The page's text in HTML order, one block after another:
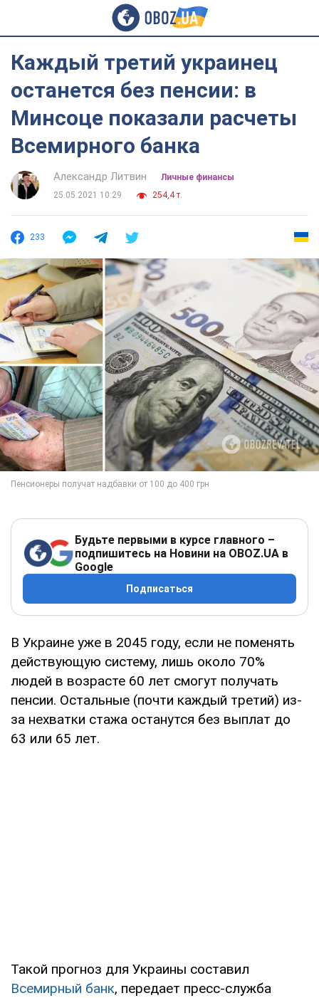
Каждый третий украинец
останется без пенсии: в
Минсоце показали расчеты
Всемирного банка
Александр Литвин
Личные финансы
25.05.2021 10:29
254,4 т.
233
Будьте первыми в курсе главного –
подпишитесь на Новини на OBOZ.UA в
Google
Подписаться
В Украине уже в 2045 году, если не поменять
действующую систему, лишь около 70%
людей в возрасте 60 лет смогут получать
пенсии. Остальные (почти каждый третий) из-
за нехватки стажа останутся без выплат до
63 или 65 лет.
Такой прогноз для Украины составил
Всемирный банк, передает пресс-служба